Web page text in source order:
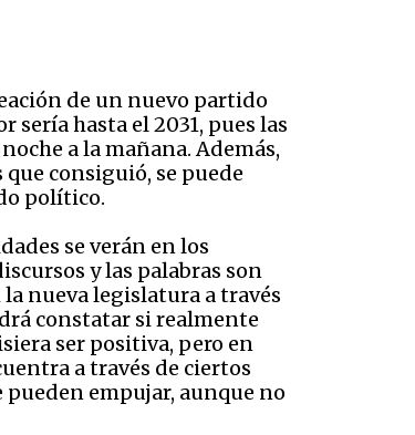
de un nuevo partido
hasta el 2031, pues las
a la mañana. Además,
consiguió, se puede
político.
se verán en los
y las palabras son
nueva legislatura a través
constatar si realmente
ser positiva, pero en
a través de ciertos
empujar, aunque no